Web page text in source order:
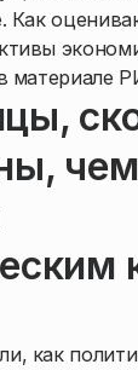
Как
материале
чем
как